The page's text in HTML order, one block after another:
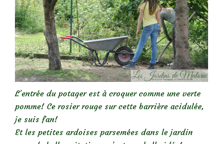
L’entrée du potager est à croquer comme une verte
pomme! Ce rosier rouge sur cette barrière acidulée,
je suis fan!
Et les petites ardoises parsemées dans le jardin